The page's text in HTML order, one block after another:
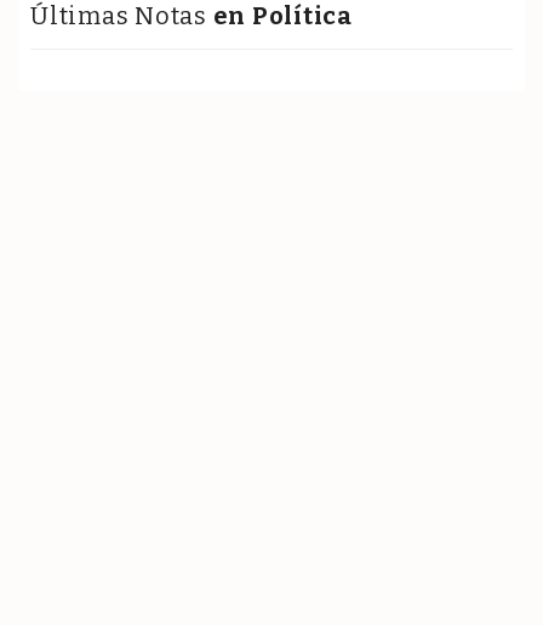
Últimas Notas en Política